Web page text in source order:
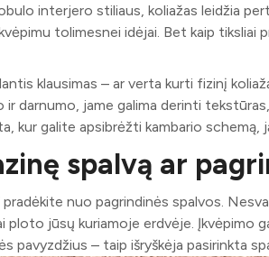
interjero stiliaus, koliažas leidžia
tolimesnei idėjai. Bet kaip tiksliai
klausimas – ar verta kurti fizinį
ir darnumo, jame galima derinti
kur galite apsibrėžti kambario schemą,
spalvą ar
pradėkite nuo pagrindinės spalvos.
ploto jūsų kuriamoje erdvėje.
pavyzdžius – taip išryškėja pasirinkta